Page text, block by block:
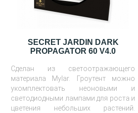
SECRET JARDIN DARK
PROPAGATOR 60 V4.0
Сделан из светоотражающего
материала Mylar. Гроутент можно
укомплектовать неоновыми и
светодиодными лампами для роста и
цветения небольших растений.